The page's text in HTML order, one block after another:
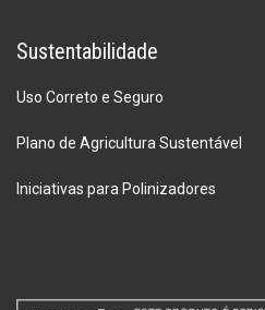
Sustentabilidade
Uso Correto e Seguro
Plano de Agricultura Sustentável
Iniciativas para Polinizadores